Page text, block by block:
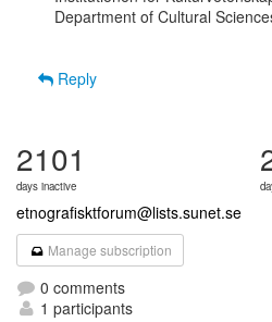
Department of Cultural
Reply
2101
days inactive
etnografisktforum@lists.sunet.se
Manage subscription
0 comments
1 participants